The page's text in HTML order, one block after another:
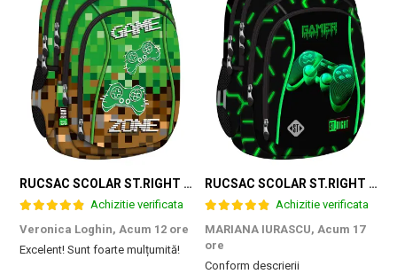
RUCSAC SCOLAR ST.RIGHT 4 COMPARTIMENTE BP-04 GAME ZONE 698187
Achizitie verificata
Veronica Loghin, Acum 12 ore
Excelent! Sunt foarte mulțumită!
RUCSAC SCOLAR ST.RIGHT 4 COMPARTIMENTE BP-04 GREEN LEVEL 301339
Achizitie verificata
MARIANA IURASCU, Acum 17
ore
Conform descrierii